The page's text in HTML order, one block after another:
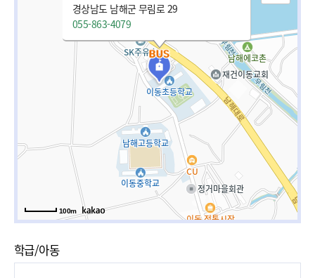
경상남도 남해군 무림로 29
055-863-4079
100m
학급/아동